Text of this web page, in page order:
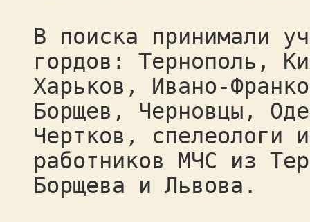
В поиска принимали
гордов: Тернополь,
Харьков, Ивано-
Борщев, Черновцы,
Чертков, спелеологи
работников МЧС из
Борщева и Львова.